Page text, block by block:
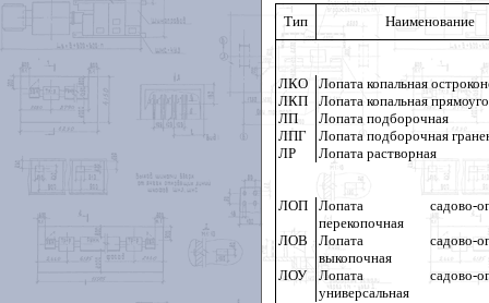
Тип Наименование
ЛКО
Лопата копальная
ЛКП
Лопата копальная
ЛП
Лопата подборочная
ЛПГ
Лопата подборочная
ЛР
Лопата растворная
ЛОП
Лопата садово-
перекопочная
ЛОВ
Лопата садово-
выкопочная
ЛОУ
Лопата садово-
универсальная